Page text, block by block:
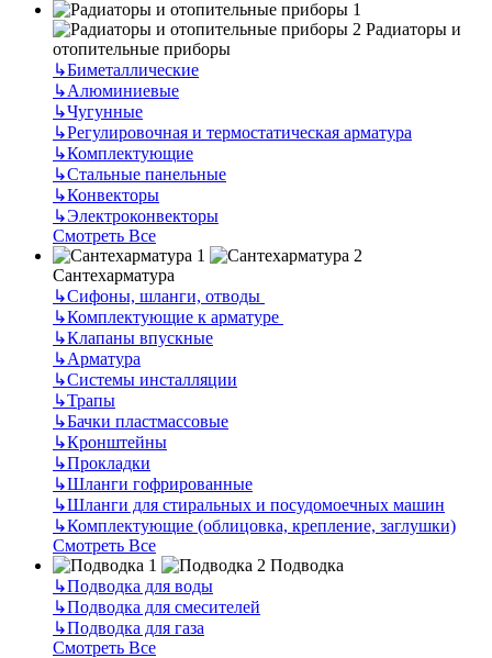
Радиаторы и
отопительные приборы
↳Биметаллические
↳Алюминиевые
↳Чугунные
↳Регулировочная и термостатическая арматура
↳Комплектующие
↳Стальные панельные
↳Конвекторы
↳Электроконвекторы
Смотреть Все
Сантехарматура
↳Сифоны, шланги, отводы
↳Комплектующие к арматуре
↳Клапаны впускные
↳Арматура
↳Системы инсталляции
↳Трапы
↳Бачки пластмассовые
↳Кронштейны
↳Прокладки
↳Шланги гофрированные
↳Шланги для стиральных и посудомоечных машин
↳Комплектующие (облицовка, крепление, заглушки)
Смотреть Все
Подводка
↳Подводка для воды
↳Подводка для смесителей
↳Подводка для газа
Смотреть Все